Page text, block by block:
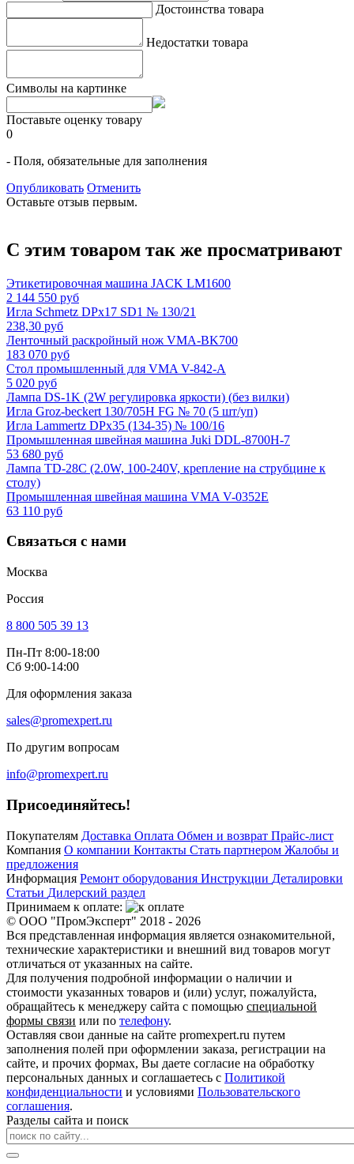
Достоинства товара
Недостатки товара
Символы на картинке
Поставьте оценку товару
0
- Поля, обязательные для заполнения
Опубликовать Отменить
Оставьте отзыв первым.
С этим товаром так же просматривают
Этикетировочная машина JACK LM1600
2 144 550 руб
Игла Schmetz DPx17 SD1 № 130/21
238,30 руб
Ленточный раскройный нож VMA-BK700
183 070 руб
Стол промышленный для VMA V-842-А
5 020 руб
Лампа DS-1K (2W регулировка яркости) (без вилки)
Игла Groz-beckert 130/705H FG № 70 (5 шт/уп)
Игла Lammertz DPx35 (134-35) № 100/16
Промышленная швейная машина Juki DDL-8700H-7
53 680 руб
Лампа TD-28C (2.0W, 100-240V, крепление на струбцине к
столу)
Промышленная швейная машина VMA V-0352E
63 110 руб
Связаться с нами
Москва
Россия
8 800 505 39 13
Пн-Пт 8:00-18:00
Сб 9:00-14:00
Для оформления заказа
sales@promexpert.ru
По другим вопросам
info@promexpert.ru
Присоединяйтесь!
Покупателям Доставка Оплата Обмен и возврат Прайс-лист
Компания О компании Контакты Стать партнером Жалобы и
предложения
Информация Ремонт оборудования Инструкции Деталировки
Статьи Дилерский раздел
Принимаем к оплате:
© ООО "ПромЭксперт" 2018 - 2026
Вся представленная информация является ознакомительной,
технические характеристики и внешний вид товаров могут
отличаться от указанных на сайте.
Для получения подробной информации о наличии и
стоимости указанных товаров и (или) услуг, пожалуйста,
обращайтесь к менеджеру сайта с помощью специальной
формы связи или по телефону.
Оставляя свои данные на сайте promexpert.ru путем
заполнения полей при оформлении заказа, регистрации на
сайте, и прочих формах, Вы даете согласие на обработку
персональных данных и соглашаетесь с Политикой
конфиденциальности и условиями Пользовательского
соглашения.
Разделы сайта и поиск